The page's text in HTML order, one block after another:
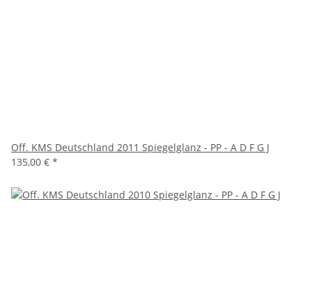
Off. KMS Deutschland 2011 Spiegelglanz - PP - A D F G J
135,00 € *